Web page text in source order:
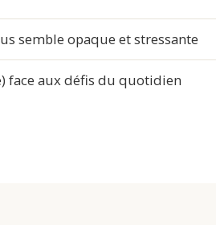
semble opaque et stressante
face aux défis du quotidien